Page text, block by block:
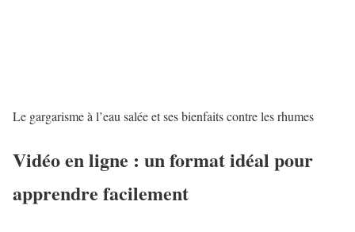
Le gargarisme à l’eau salée et ses bienfaits contre les rhumes
Vidéo en ligne : un format idéal pour
apprendre facilement